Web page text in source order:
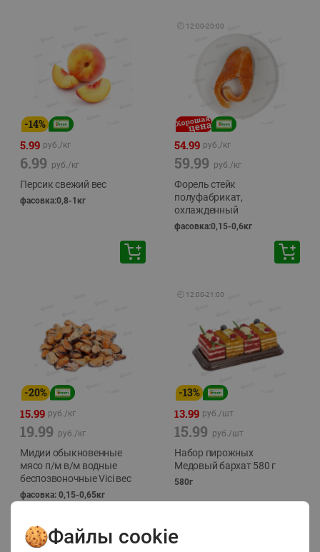
-14%
5.99 руб./кг
6.99 руб./кг
Персик свежий вес
фасовка:0,8-1кг
🕘 12:00-20:00
54.99 руб./кг
59.99 руб./кг
Форель стейк
полуфабрикат,
охлажденный
фасовка:0,15-0,6кг
-20%
15.99 руб./кг
19.99 руб./кг
Мидии обыкновенные
мясо п/м в/м водные
беспозвоночные Vici вес
фасовка: 0,15-0,65кг
🕘 12:00-21:00
-13%
13.99 руб./шт
15.99 руб./шт
Набор пирожных
Медовый бархат 580 г
580г
Файлы cookie